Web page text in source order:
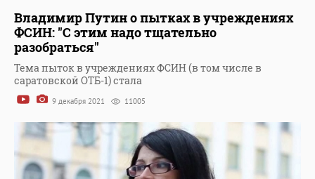
Владимир Путин о пытках в учреждениях
ФСИН: "С этим надо тщательно
разобраться"
Тема пыток в учреждениях ФСИН (в том числе в
саратовской ОТБ-1) стала
9 декабря 2021 11005